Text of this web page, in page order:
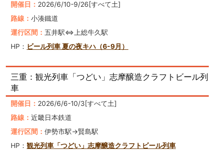
開催日： 2026/6/10-9/26[すべて土]
路線： 小湊鐵道
運行区間： 五井駅⇔上総牛久駅
HP： ビール列車 夏の夜キハ（6-9月）
三重：観光列車「つどい」志摩醸造クラフトビール列
車
開催日： 2026/6/6-10/3[すべて土]
路線： 近畿日本鉄道
運行区間： 伊勢市駅→賢島駅
HP： 観光列車「つどい」志摩醸造クラフトビール列車